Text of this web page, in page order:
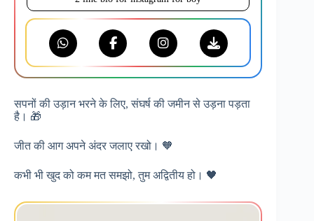
सपनों की उड़ान भरने के लिए, संघर्ष की जमीन से उड़ना पड़ता
है। 🎁
जीत की आग अपने अंदर जलाए रखो। 🧡
कभी भी खुद को कम मत समझो, तुम अद्वितीय हो। 🖤